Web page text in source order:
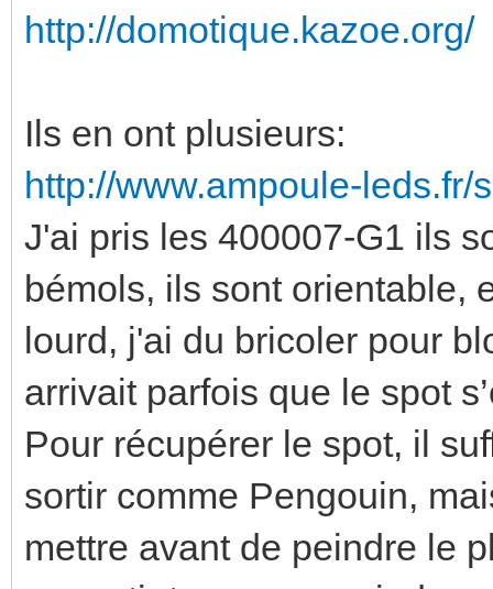
http://domotique.kazoe.org/
Ils en ont plusieurs:
http://www.ampoule-
J'ai pris les 400007-G1 ils
bémols, ils sont orientable,
lourd, j'ai du bricoler pour
arrivait parfois que le spot
Pour récupérer le spot, il
sortir comme Pengouin,
mettre avant de peindre le